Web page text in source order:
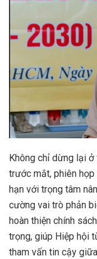
Không chỉ dừng lại
trước mắt, phiên
hạn với trọng tâm
cường vai trò phản
hoàn thiện chính
trọng, giúp Hiệp hội
tham vấn tin cậy